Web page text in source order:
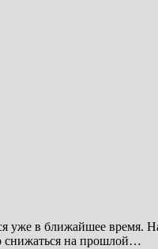
в ближайшее время.
снижаться на прошлой…